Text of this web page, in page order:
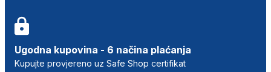
Ugodna kupovina - 6 načina plaćanja
Kupujte provjereno uz Safe Shop certifikat